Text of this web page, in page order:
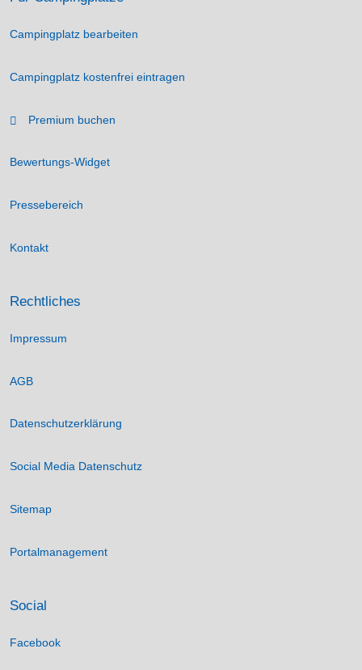
Campingplatz bearbeiten
Campingplatz kostenfrei eintragen
Premium buchen
Bewertungs-Widget
Pressebereich
Kontakt
Rechtliches
Impressum
AGB
Datenschutzerklärung
Social Media Datenschutz
Sitemap
Portalmanagement
Social
Facebook